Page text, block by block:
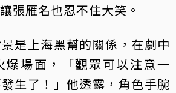
張雁名也忍不住大笑。
是上海黑幫的關係，在劇中
爆場面，「觀眾可以注意一
生了！」他透露，角色手腕